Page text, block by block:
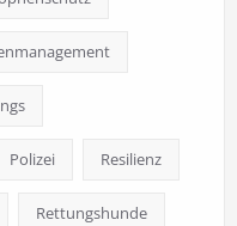
Polizei Resilienz
Rettungshunde